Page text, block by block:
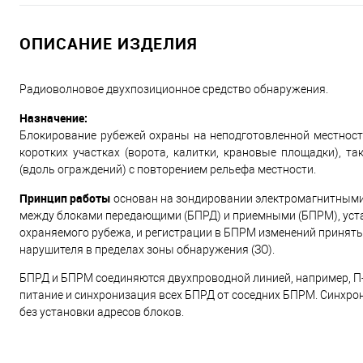
ОПИСАНИЕ ИЗДЕЛИЯ
Радиоволновое двухпозиционное средство обнаружения.
Назначение:
Блокирование рубежей охраны на неподготовленной
коротких участках (ворота, калитки, крановые площадки),
(вдоль ограждений) с повторением рельефа местности.
Принцип работы основан на зондировании
между блоками передающими (БПРД) и приемными (БПРМ),
охраняемого рубежа, и регистрации в БПРМ изменений
нарушителя в пределах зоны обнаружения (ЗО).
БПРД и БПРМ соединяются двухпроводной линией, например,
питание и синхронизация всех БПРД от соседних БПРМ.
без установки адресов блоков.